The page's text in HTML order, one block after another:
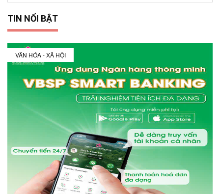
TIN NỔI BẬT
VĂN HÓA - XÃ HỘI